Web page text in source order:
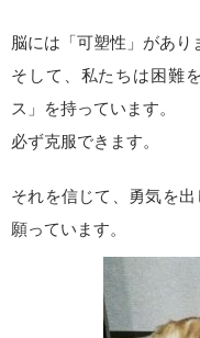
脳には「可塑性」があり
そして、私たちは困難
ス」を持っています。
必ず克服できます。
それを信じて、勇気を
願っています。